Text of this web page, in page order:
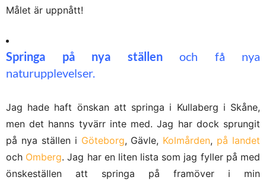
Målet är uppnått!
Springa på nya ställenoch få nya
naturupplevelser.
Jag hade haft önskan att springa i Kullaberg i Skåne,
men det hanns tyvärr inte med. Jag har dock sprungit
på nya ställen i Göteborg, Gävle, Kolmården, på landet
och Omberg. Jag har en liten lista som jag fyller på med
önskeställen att springa på framöver i min